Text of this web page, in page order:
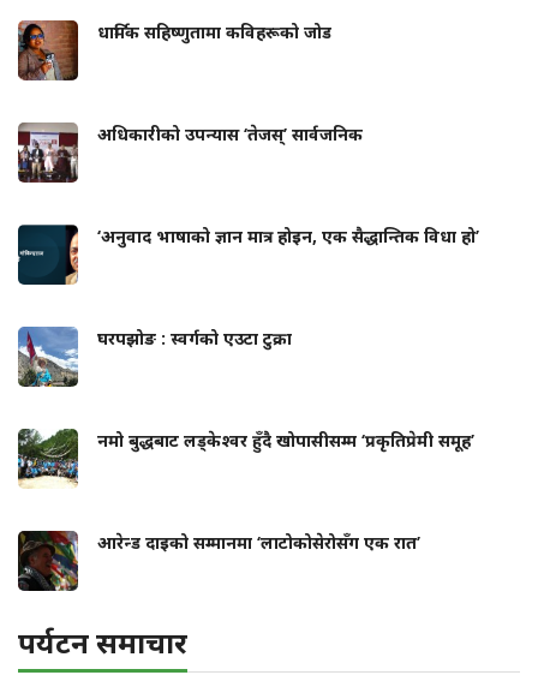
धार्मिक सहिष्णुतामा कविहरूको जोड
अधिकारीको उपन्यास ‘तेजस्’ सार्वजनिक
‘अनुवाद भाषाको ज्ञान मात्र होइन, एक सैद्धान्तिक विधा हो’
घरपझोङ : स्वर्गको एउटा टुक्रा
नमो बुद्धबाट लड्केश्वर हुँदै खोपासीसम्म ‘प्रकृतिप्रेमी समूह’
आरेन्ड दाइको सम्मानमा ‘लाटोकोसेरोसँग एक रात’
पर्यटन समाचार